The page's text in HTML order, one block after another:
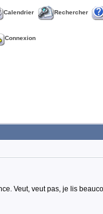
Calendrier Rechercher
Connexion
Veut, veut pas, je lis